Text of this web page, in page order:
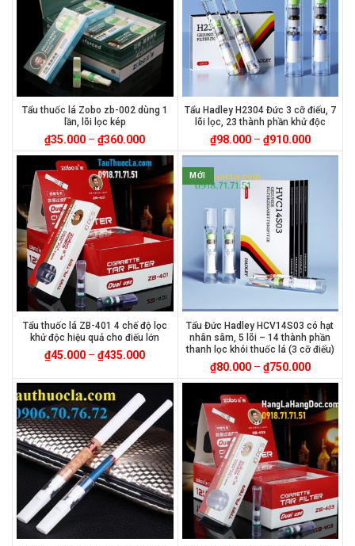
Tẩu thuốc lá Zobo zb-002 dùng 1
lần, lõi lọc kép
₫35.000 –₫360.000
Tẩu Hadley H2304 Đức 3 cỡ điếu, 7
lõi lọc, 23 thành phần khử độc
₫98.000– ₫910.000
Tẩu thuốc lá ZB-401 4 chế độ lọc
khử độc hiệu quả cho điếu lớn
₫45.000 –₫435.000
MỚI
Tẩu Đức Hadley HCV14S03 có hạt
nhân sâm, 5 lõi – 14 thành phần
thanh lọc khói thuốc lá (3 cỡ điếu)
₫80.000– ₫750.000